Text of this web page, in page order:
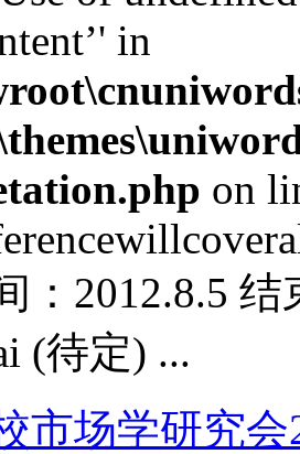
in
on
：2012.8.5
(待定) ...
市场学研究会